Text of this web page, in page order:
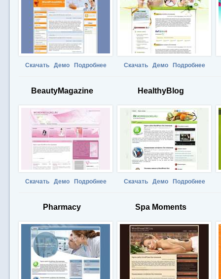
Скачать Демо Подробнее Скачать Демо Подробнее
BeautyMagazine
Скачать Демо Подробнее
HealthyBlog
Скачать Демо Подробнее
Pharmacy Spa Moments